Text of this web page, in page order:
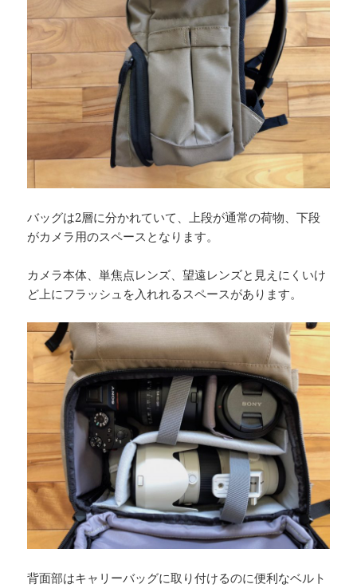
バッグは2層に分かれていて、上段が通常の荷物、下段
がカメラ用のスペースとなります。
カメラ本体、単焦点レンズ、望遠レンズと見えにくいけ
ど上にフラッシュを入れれるスペースがあります。
背面部はキャリーバッグに取り付けるのに便利なベルト